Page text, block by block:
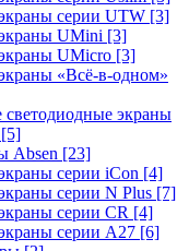
серии UTW [3]
UMini [3]
UMicro [3]
«Всё-в-одном»
экраны
[5]
Absen [23]
серии iCon [4]
серии N Plus [7]
серии CR [4]
серии А27 [6]